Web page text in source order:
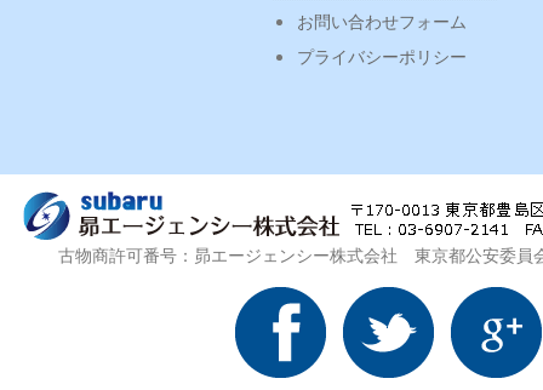
お問い合わせフォーム
プライバシーポリシー
古物商許可番号：昴エージェンシー株式会社 東京都公安委